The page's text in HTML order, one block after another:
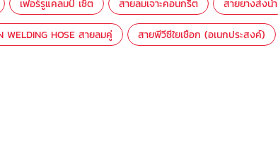
เฟอร์รูแคลมป์ เซ็ต สายลมเจาะคอนกรีต สายยางส่งน้ำ
WELDING HOSE สายลมคู่ สายพีวีซีใยเชือก (อเนกประสงค์)